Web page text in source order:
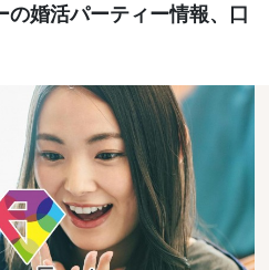
の婚活パーティー情報、口